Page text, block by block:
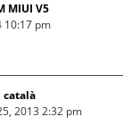
MIUI V5
10:17 pm
català
2013 2:32 pm